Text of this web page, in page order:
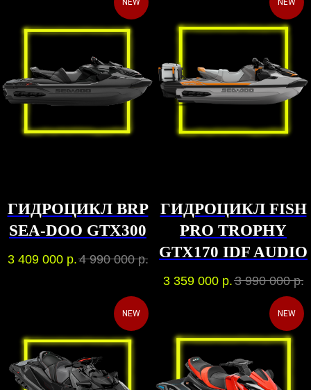
ГИДРОЦИКЛ BRP
SEA-DOO GTX300
3 409 000 р.4 990 000 р.
ГИДРОЦИКЛ FISH
PRO TROPHY
GTX170 IDF AUDIO
3 359 000 р.3 990 000 р.
NEW NEW